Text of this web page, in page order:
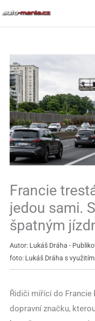
Francie
jedou sami.
špatným
Autor: Lukáš Dráha -
foto: Lukáš Dráha s
Řidiči mířící do
dopravní značku,